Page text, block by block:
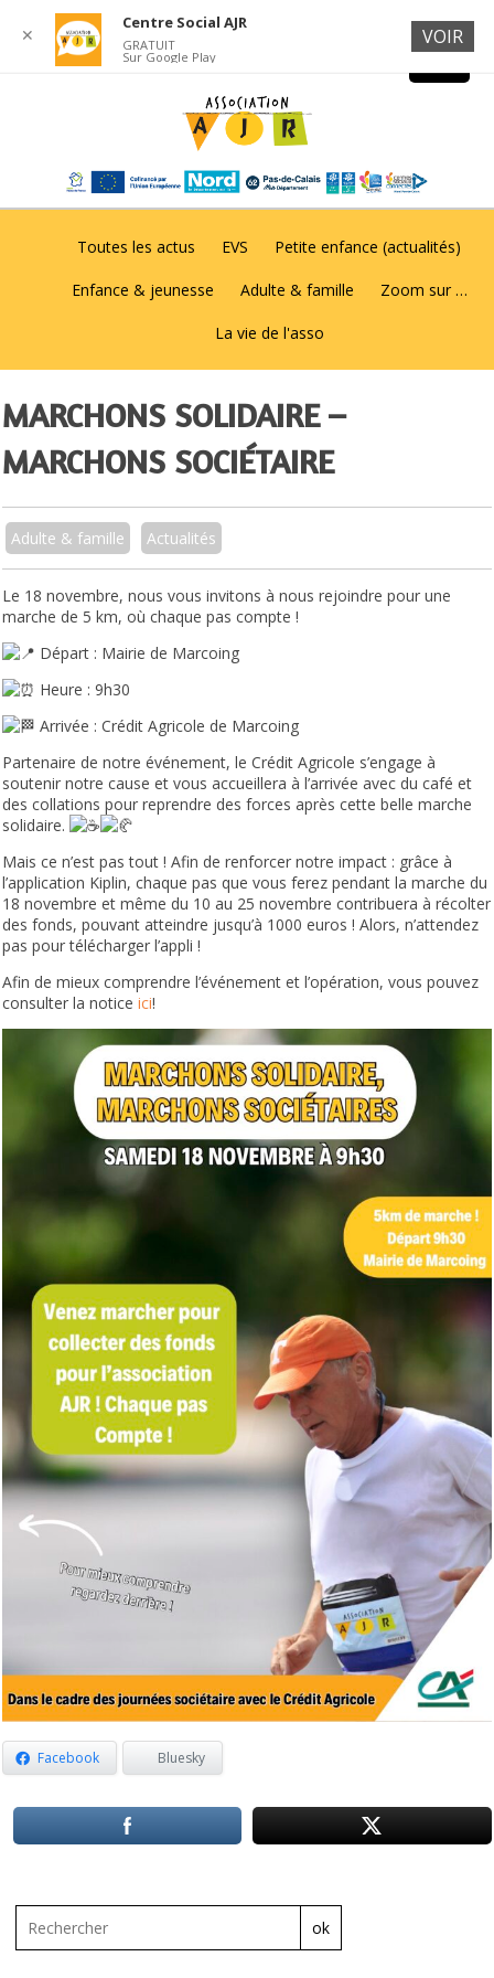
Toutes les actus EVS Petite enfance (actualités)
Enfance & jeunesse Adulte & famille Zoom sur …
La vie de l'asso
MARCHONS SOLIDAIRE –
MARCHONS SOCIÉTAIRE
Adulte & famille Actualités
Le 18 novembre, nous vous invitons à nous rejoindre pour une
marche de 5 km, où chaque pas compte !
Départ : Mairie de Marcoing
Heure : 9h30
Arrivée : Crédit Agricole de Marcoing
Partenaire de notre événement, le Crédit Agricole s’engage à
soutenir notre cause et vous accueillera à l’arrivée avec du café et
des collations pour reprendre des forces après cette belle marche
solidaire.
Mais ce n’est pas tout ! Afin de renforcer notre impact : grâce à
l’application Kiplin, chaque pas que vous ferez pendant la marche du
18 novembre et même du 10 au 25 novembre contribuera à récolter
des fonds, pouvant atteindre jusqu’à 1000 euros ! Alors, n’attendez
pas pour télécharger l’appli !
Afin de mieux comprendre l’événement et l’opération, vous pouvez
consulter la noticeici!
Facebook Bluesky
ok
✕
Centre Social AJR
GRATUIT
Sur Google Play
VOIR